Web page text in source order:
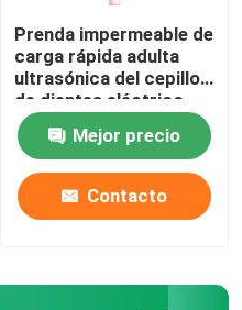
adulto
de los niños
elegante
Prenda impermeable de
carga rápida adulta
ultrasónica del cepillo
de dientes eléctrico
con 4 modos
Mejor precio
Contacto